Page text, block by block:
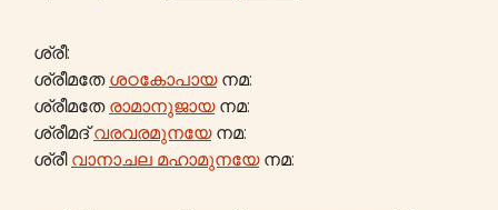
ശ്രീ:
ശ്രീമതേ ശഠകോപായനമ:
ശ്രീമതേ രാമാനുജായനമ:
ശ്രീമദ്വരവരമുനയേനമ:
ശ്രീ വാനാചല മഹാമുനയേനമ: